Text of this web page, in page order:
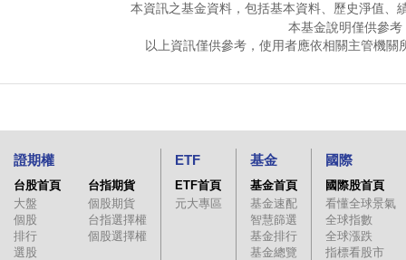
本資訊之基金資料，包括基本資料、歷史淨值、
本基金說明僅供參
以上資訊僅供參考，使用者應依相關主管機
證期權
台股首頁
大盤
個股
排行
選股
台指期貨
個股期貨
台指選擇權
個股選擇權
ETF
ETF首頁
元大專區
基金
基金首頁
基金速配
智慧篩選
基金排行
基金總覽
國際
國際股首頁
看懂全球景氣
全球指數
全球漲跌
指標看股市